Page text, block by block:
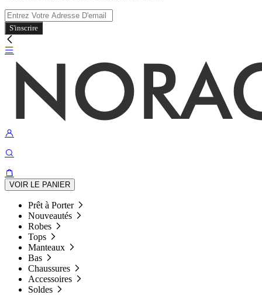
S'inscrire
VOIR LE PANIER
Prêt à Porter
Nouveautés
Robes
Tops
Manteaux
Bas
Chaussures
Accessoires
Soldes